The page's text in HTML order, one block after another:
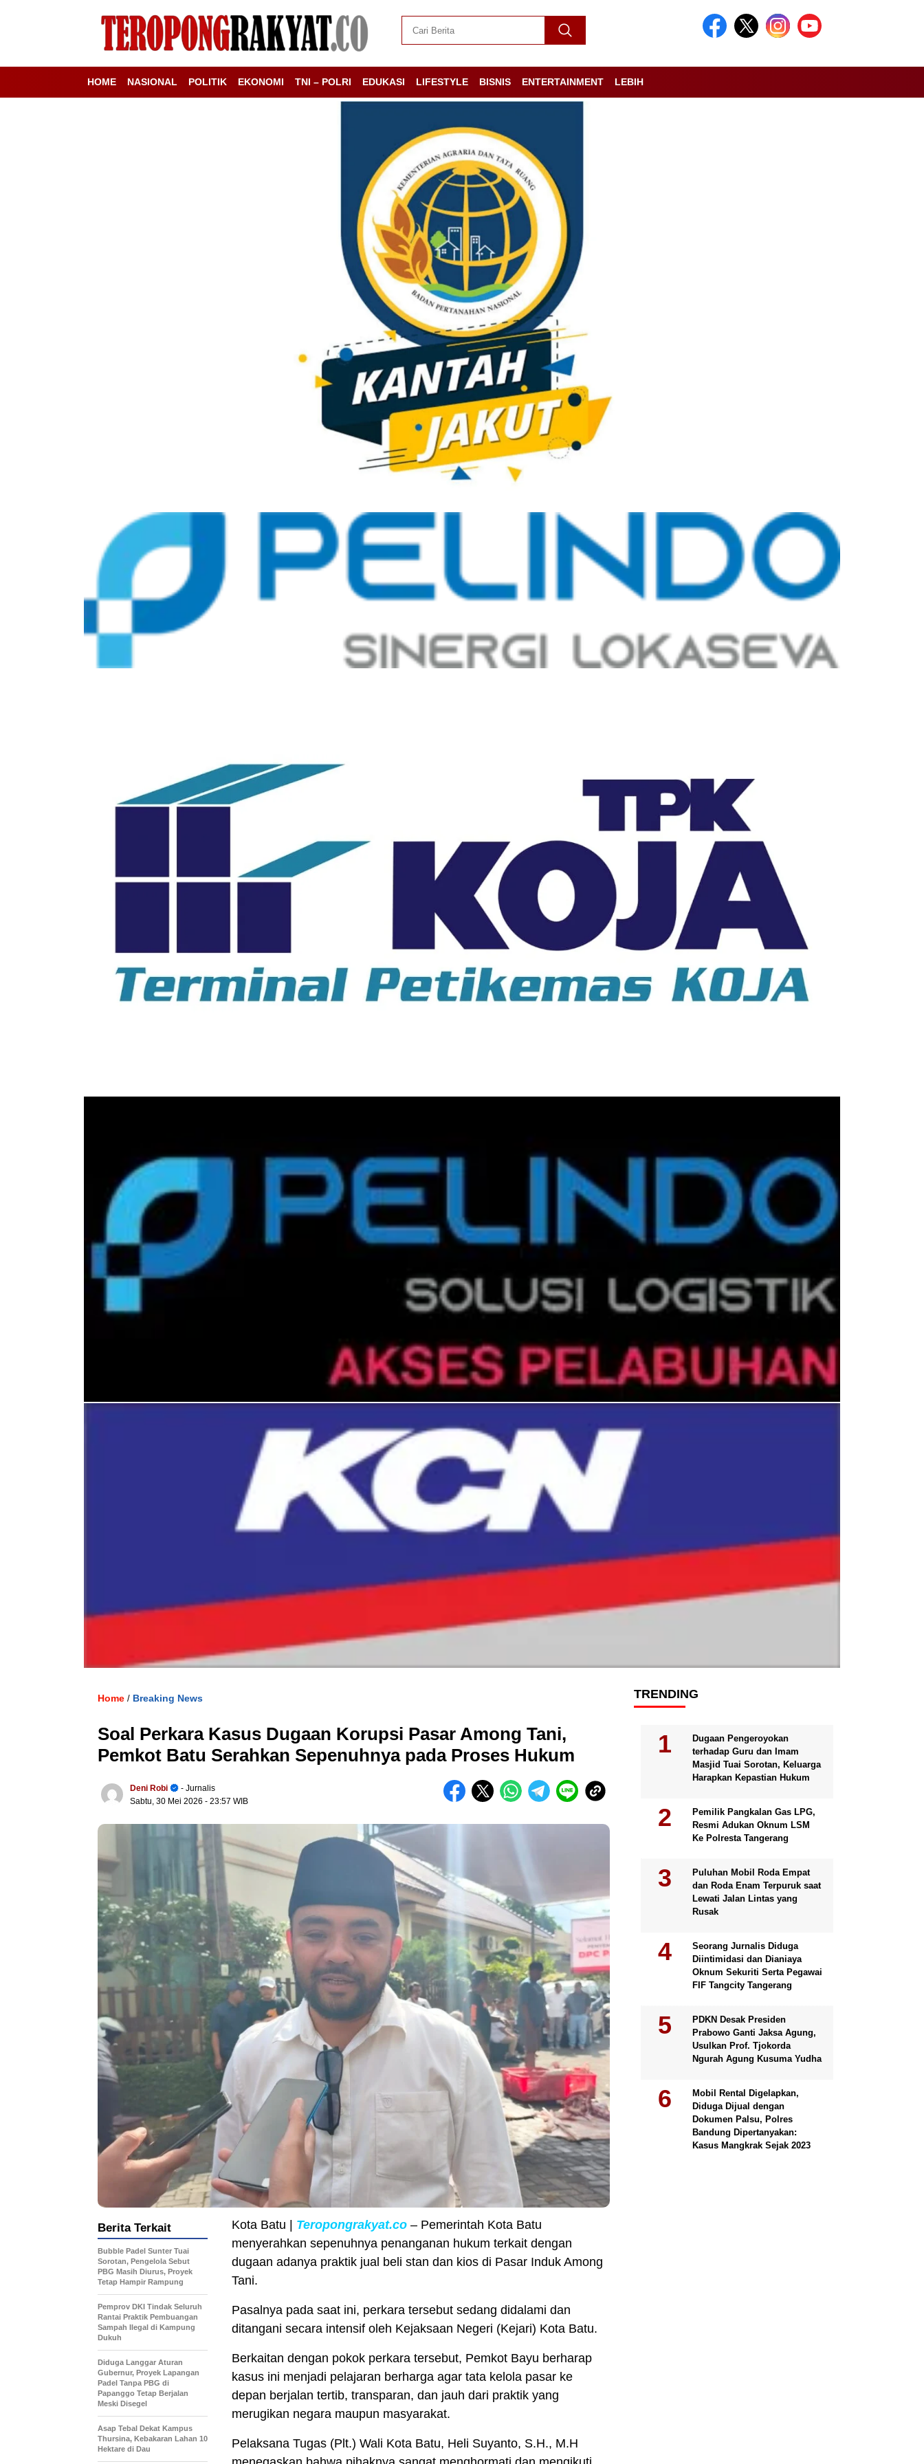
HOME NASIONAL POLITIK EKONOMI TNI – POLRI EDUKASI LIFESTYLE BISNIS ENTERTAINMENT LEBIH
Home / Breaking News
Soal Perkara Kasus Dugaan Korupsi Pasar Among Tani,
Pemkot Batu Serahkan Sepenuhnya pada Proses Hukum
Deni Robi
- Jurnalis
Sabtu, 30 Mei 2026 - 23:57 WIB
Kota Batu | Teropongrakyat.co – Pemerintah Kota Batu
menyerahkan sepenuhnya penanganan hukum terkait dengan
dugaan adanya praktik jual beli stan dan kios di Pasar Induk Among
Tani.
Pasalnya pada saat ini, perkara tersebut sedang didalami dan
ditangani secara intensif oleh Kejaksaan Negeri (Kejari) Kota Batu.
Berkaitan dengan pokok perkara tersebut, Pemkot Bayu berharap
kasus ini menjadi pelajaran berharga agar tata kelola pasar ke
depan berjalan tertib, transparan, dan jauh dari praktik yang
merugikan negara maupun masyarakat.
Pelaksana Tugas (Plt.) Wali Kota Batu, Heli Suyanto, S.H., M.H
Berita Terkait
Bubble Padel Sunter Tuai
Sorotan, Pengelola Sebut
PBG Masih Diurus, Proyek
Tetap Hampir Rampung
Pemprov DKI Tindak Seluruh
Rantai Praktik Pembuangan
Sampah Ilegal di Kampung
Dukuh
Diduga Langgar Aturan
Gubernur, Proyek Lapangan
Padel Tanpa PBG di
Papanggo Tetap Berjalan
Meski Disegel
Asap Tebal Dekat Kampus
Thursina, Kebakaran Lahan 10
Hektare di Dau
TRENDING
Dugaan Pengeroyokan
terhadap Guru dan Imam
Masjid Tuai Sorotan, Keluarga
Harapkan Kepastian Hukum
Pemilik Pangkalan Gas LPG,
Resmi Adukan Oknum LSM
Ke Polresta Tangerang
Puluhan Mobil Roda Empat
dan Roda Enam Terpuruk saat
Lewati Jalan Lintas yang
Rusak
Seorang Jurnalis Diduga
Diintimidasi dan Dianiaya
Oknum Sekuriti Serta Pegawai
FIF Tangcity Tangerang
PDKN Desak Presiden
Prabowo Ganti Jaksa Agung,
Usulkan Prof. Tjokorda
Ngurah Agung Kusuma Yudha
Mobil Rental Digelapkan,
Diduga Dijual dengan
Dokumen Palsu, Polres
Bandung Dipertanyakan:
Kasus Mangkrak Sejak 2023